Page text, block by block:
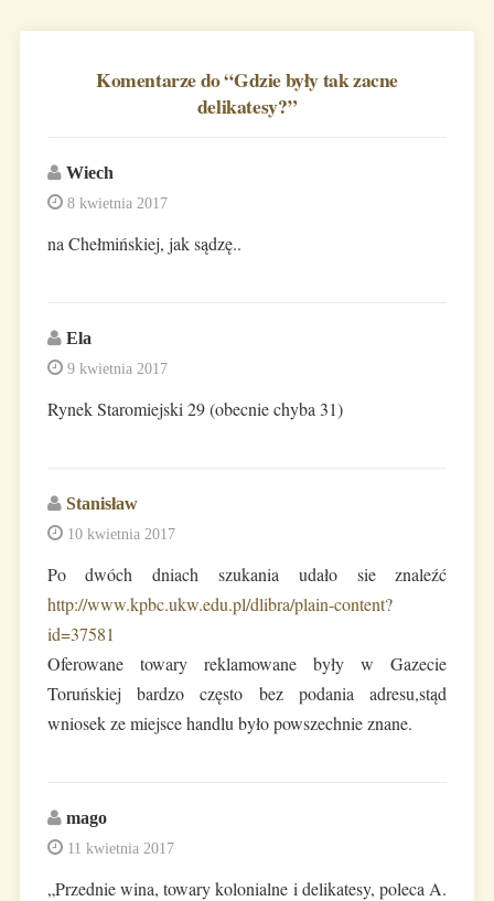
Komentarze do “Gdzie były tak zacne
delikatesy?”
Wiech
8 kwietnia 2017
na Chełmińskiej, jak sądzę..
Ela
9 kwietnia 2017
Rynek Staromiejski 29 (obecnie chyba 31)
Stanisław
10 kwietnia 2017
Po dwóch dniach szukania udało sie znaleźć
http://www.kpbc.ukw.edu.pl/dlibra/plain-content?
id=37581
Oferowane towary reklamowane były w Gazecie
Toruńskiej bardzo często bez podania adresu,stąd
wniosek ze miejsce handlu było powszechnie znane.
mago
11 kwietnia 2017
„Przednie wina, towary kolonialne i delikatesy, poleca A.